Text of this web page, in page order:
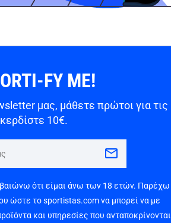
FY ME!
μας, μάθετε πρώτοι για τις
10€.
ότι είμαι άνω των 18 ετών. Παρέχω
ώστε το sportistas.com να μπορεί να με
και υπηρεσίες που ανταποκρίνονται